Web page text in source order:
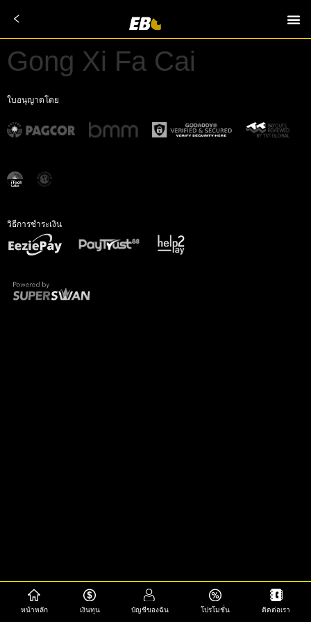
หน้าหลัก เงินทุน บัญชีของฉัน โปรโมชั่น ติดต่อเรา
Gong Xi Fa Cai
ใบอนุญาตโดย
วิธีการชำระเงิน